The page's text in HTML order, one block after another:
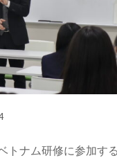
ナム研修に参加す